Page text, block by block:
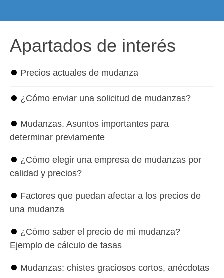
Apartados de interés
⏺ Precios actuales de mudanza
⏺ ¿Cómo enviar una solicitud de mudanzas?
⏺ Mudanzas. Asuntos importantes para
determinar previamente
⏺ ¿Cómo elegir una empresa de mudanzas por
calidad y precios?
⏺ Factores que puedan afectar a los precios de
una mudanza
⏺ ¿Cómo saber el precio de mi mudanza?
Ejemplo de cálculo de tasas
⏺ Mudanzas: chistes graciosos cortos, anécdotas